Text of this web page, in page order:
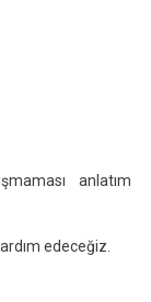
anlatım
edeceğiz.